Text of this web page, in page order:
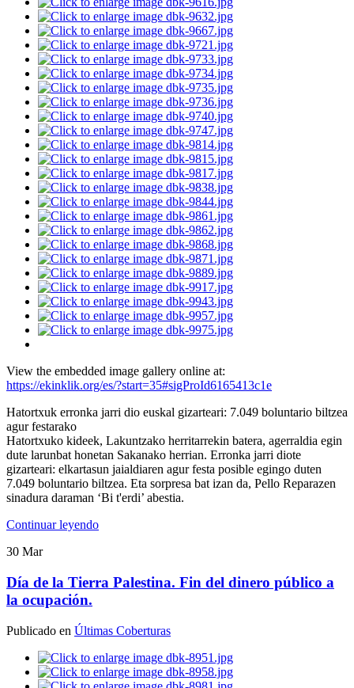
View the embedded image gallery online at:
https://ekinklik.org/es/?start=35#sigProId6165413c1e
Hatortxuk erronka jarri dio euskal gizarteari: 7.049 boluntario biltzea
agur festarako
Hatortxuko kideek, Lakuntzako herritarrekin batera, agerraldia egin
dute larunbat honetan Sakanako herrian. Erronka jarri diote
gizarteari: elkartasun jaialdiaren agur festa posible egingo duten
7.049 boluntario biltzea. Eta sorpresa bat izan da, Pello Reparazen
sinadura daraman ‘Bi t'erdi’ abestia.
Continuar leyendo
30 Mar
Día de la Tierra Palestina. Fin del dinero público a
la ocupación.
Publicado en Últimas Coberturas